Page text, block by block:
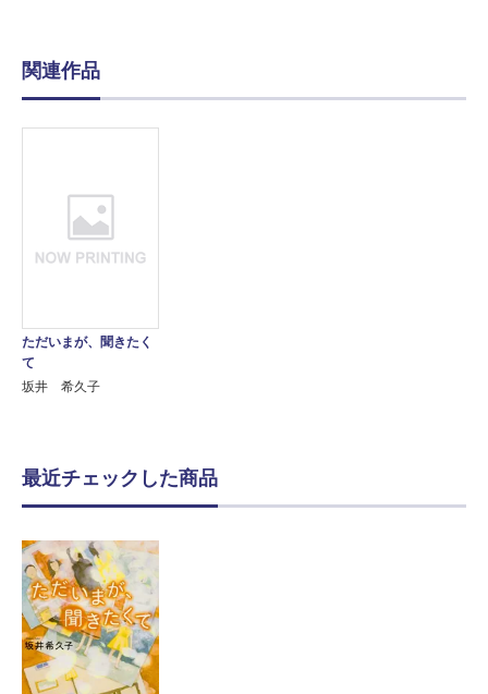
関連作品
ただいまが、聞きたく
て
坂井 希久子
最近チェックした商品